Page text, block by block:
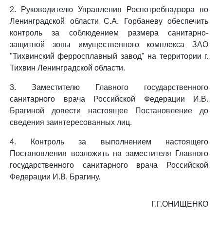
2. Руководителю Управления Роспотребнадзора по
Ленинградской области С.А. Горбаневу обеспечить
контроль за соблюдением размера санитарно-
защитной зоны имущественного комплекса ЗАО
"Тихвинский ферросплавный завод" на территории г.
Тихвин Ленинградской области.
3. Заместителю Главного государственного
санитарного врача Российской Федерации И.В.
Брагиной довести настоящее Постановление до
сведения заинтересованных лиц.
4. Контроль за выполнением настоящего
Постановления возложить на заместителя Главного
государственного санитарного врача Российской
Федерации И.В. Брагину.
Г.Г.ОНИЩЕНКО